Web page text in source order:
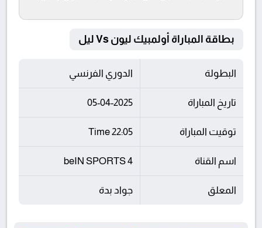
بطاقة المباراة أولمبيك ليون Vs ليل
البطولة الدوري الفرنسي
تاريخ المباراة 05-04-2025
توقيت المباراة 22:05 Time
اسم القناة beIN SPORTS 4
المعلق جواد بدة